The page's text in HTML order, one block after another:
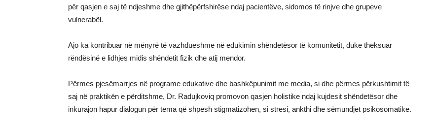
për qasjen e saj të ndjeshme dhe gjithëpërfshirëse ndaj pacientëve, sidomos të rinjve dhe grupeve
vulnerabël.
Ajo ka kontribuar në mënyrë të vazhdueshme në edukimin shëndetësor të komunitetit, duke theksuar
rëndësinë e lidhjes midis shëndetit fizik dhe atij mendor.
Përmes pjesëmarrjes në programe edukative dhe bashkëpunimit me media, si dhe përmes përkushtimit të
saj në praktikën e përditshme, Dr. Radujkoviq promovon qasjen holistike ndaj kujdesit shëndetësor dhe
inkurajon hapur dialogun për tema që shpesh stigmatizohen, si stresi, ankthi dhe sëmundjet psikosomatike.